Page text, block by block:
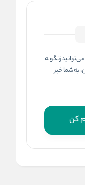
زنگوله
به شما خبر
کن